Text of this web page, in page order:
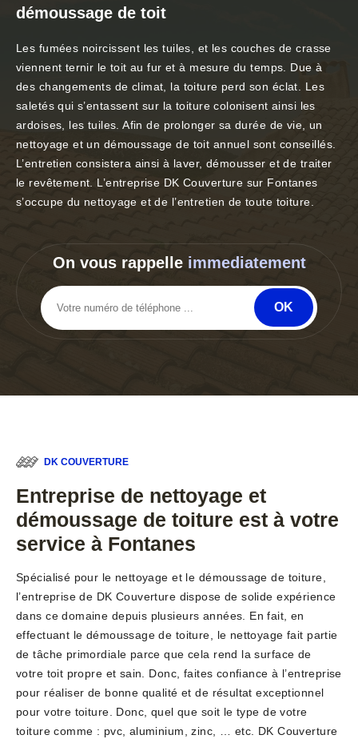
démoussage de toit
Les fumées noircissent les tuiles, et les couches de crasse
viennent ternir le toit au fur et à mesure du temps. Due à
des changements de climat, la toiture perd son éclat. Les
saletés qui s’entassent sur la toiture colonisent ainsi les
ardoises, les tuiles. Afin de prolonger sa durée de vie, un
nettoyage et un démoussage de toit annuel sont conseillés.
L’entretien consistera ainsi à laver, démousser et de traiter
le revêtement. L’entreprise DK Couverture sur Fontanes
s’occupe du nettoyage et de l’entretien de toute toiture.
On vous rappelle immediatement
DK COUVERTURE
Entreprise de nettoyage et
démoussage de toiture est à votre
service à Fontanes
Spécialisé pour le nettoyage et le démoussage de toiture,
l’entreprise de DK Couverture dispose de solide expérience
dans ce domaine depuis plusieurs années. En fait, en
effectuant le démoussage de toiture, le nettoyage fait partie
de tâche primordiale parce que cela rend la surface de
votre toit propre et sain. Donc, faites confiance à l’entreprise
pour réaliser de bonne qualité et de résultat exceptionnel
pour votre toiture. Donc, quel que soit le type de votre
toiture comme : pvc, aluminium, zinc, … etc. DK Couverture